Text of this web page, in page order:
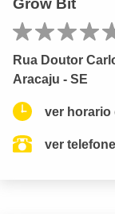
Rua Doutor
Aracaju - SE
ver horario
ver telefone